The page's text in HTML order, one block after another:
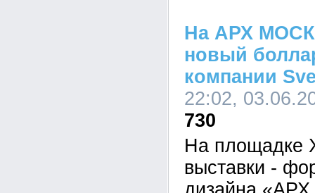
На АРХ
новый
компании
22:02,
730
На площадке
выставки -